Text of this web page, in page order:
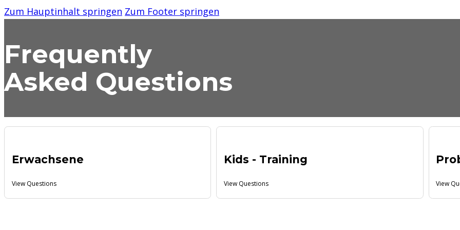
Zum Hauptinhalt springen Zum Footer springen
Frequently
Asked Questions
Erwachsene
View Questions
Kids - Training
View Questions View